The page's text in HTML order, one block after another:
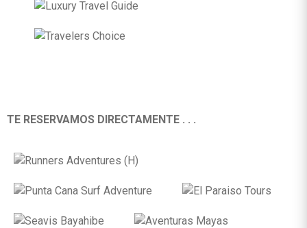
TE RESERVAMOS DIRECTAMENTE . . .